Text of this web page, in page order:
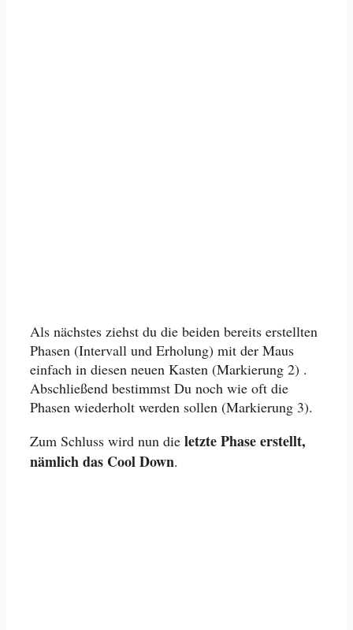
Als nächstes ziehst du die beiden bereits erstellten
Phasen (Intervall und Erholung) mit der Maus
einfach in diesen neuen Kasten (Markierung 2) .
Abschließend bestimmst Du noch wie oft die
Phasen wiederholt werden sollen (Markierung 3).
Zum Schluss wird nun die letzte Phase erstellt,
nämlich das Cool Down.